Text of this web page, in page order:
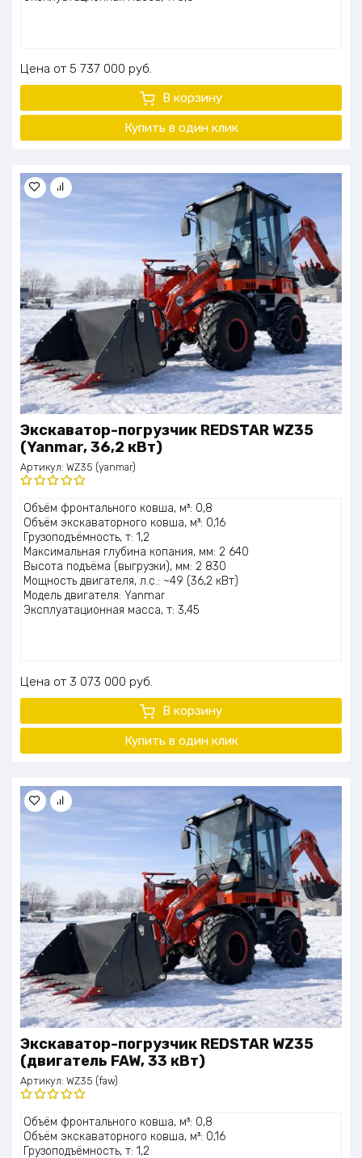
Цена 5 737 000 руб.
В корзину
Купить в один клик
Экскаватор-погрузчик REDSTAR WZ35
(Yanmar, 36,2 кВт)
Артикул: WZ35 (yanmar)
Оценка
5.00 из 5
Объём фронтального ковша, м³: 0,8
Объём экскаваторного ковша, м³: 0,16
Грузоподъёмность, т: 1,2
Максимальная глубина копания, мм: 2 640
Высота подъёма (выгрузки), мм: 2 830
Мощность двигателя, л.с.: ~49 (36,2 кВт)
Модель двигателя: Yanmar
Эксплуатационная масса, т: 3,45
Цена 3 073 000 руб.
В корзину
Купить в один клик
Экскаватор-погрузчик REDSTAR WZ35
(двигатель FAW, 33 кВт)
Артикул: WZ35 (faw)
Оценка
5.00из 5
Объём фронтального ковша, м³: 0,8
Объём экскаваторного ковша, м³: 0,16
Грузоподъёмность, т: 1,2